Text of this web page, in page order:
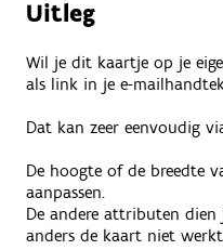
Uitleg
Wil je dit kaartje op je
als link in je e-
Dat kan zeer eenvoudig
De hoogte of de breedte
aanpassen.
De andere attributen
anders de kaart niet